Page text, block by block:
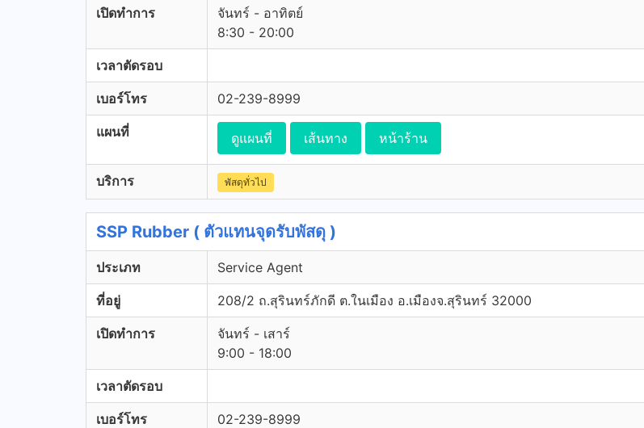
เปิดทำการ
จันทร์ - อาทิตย์
8:30 - 20:00
เวลาตัดรอบ
เบอร์โทร 02-239-8999
แผนที่ ดูแผนที่ เส้นทาง หน้าร้าน
บริการ พัสดุทั่วไป
SSP Rubber ( ตัวแทนจุดรับพัสดุ )
ประเภท Service Agent
ที่อยู่ 208/2 ถ.สุรินทร์ภักดี ต.ในเมือง อ.เมืองจ.สุรินทร์ 32000
เปิดทำการ
จันทร์ - เสาร์
9:00 - 18:00
เวลาตัดรอบ
เบอร์โทร 02-239-8999